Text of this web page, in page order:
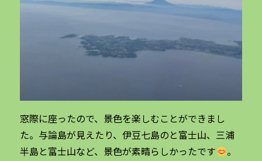
窓際に座ったので、景色を楽しむことができまし
た。与論島が見えたり、伊豆七島のと富士山、三浦
半島と富士山など、景色が素晴らしかったです
。